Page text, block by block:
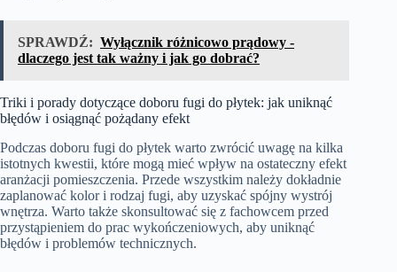
SPRAWDŹ: Wyłącznik różnicowo prądowy -
dlaczego jest tak ważny i jak go dobrać?
Triki i porady dotyczące doboru fugi do płytek: jak uniknąć
błędów i osiągnąć pożądany efekt
Podczas doboru fugi do płytek warto zwrócić uwagę na kilka
istotnych kwestii, które mogą mieć wpływ na ostateczny efekt
aranżacji pomieszczenia. Przede wszystkim należy dokładnie
zaplanować kolor i rodzaj fugi, aby uzyskać spójny wystrój
wnętrza. Warto także skonsultować się z fachowcem przed
przystąpieniem do prac wykończeniowych, aby uniknąć
błędów i problemów technicznych.